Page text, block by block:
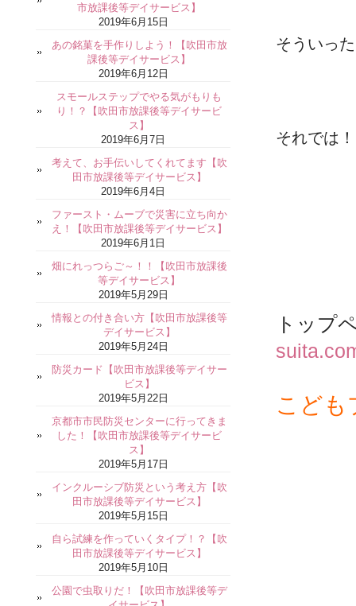
そういっ
それでは！
トップ
こども
市放課後等デイサービス】
2019年6月15日
あの銘菓を手作りしよう！【吹田市放
課後等デイサービス】
2019年6月12日
スモールステップでやる気がもりも
り！？【吹田市放課後等デイサービ
ス】
2019年6月7日
考えて、お手伝いしてくれてます【吹
田市放課後等デイサービス】
2019年6月4日
ファースト・ムーブで災害に立ち向か
え！【吹田市放課後等デイサービス】
2019年6月1日
畑にれっつらご～！！【吹田市放課後
等デイサービス】
2019年5月29日
情報との付き合い方【吹田市放課後等
デイサービス】
2019年5月24日
防災カード【吹田市放課後等デイサー
ビス】
2019年5月22日
京都市市民防災センターに行ってきま
した！【吹田市放課後等デイサービ
ス】
2019年5月17日
インクルーシブ防災という考え方【吹
田市放課後等デイサービス】
2019年5月15日
自ら試練を作っていくタイプ！？【吹
田市放課後等デイサービス】
2019年5月10日
公園で虫取りだ！【吹田市放課後等デ